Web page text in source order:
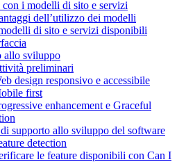
con i modelli di sito e servizi
dell’utilizzo dei modelli
di sito e servizi disponibili
allo sviluppo
preliminari
design responsivo e accessibile
first
enhancement e Graceful
supporto allo sviluppo del software
detection
le feature disponibili con Can I